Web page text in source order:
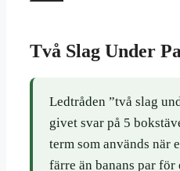
Två Slag Under
Ledtråden ”två slag
givet svar på 5
term som används när
färre än banans par